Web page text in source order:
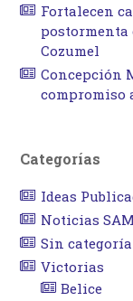
Fortalecen
postormenta
Cozumel
Concepción
compromiso
Categorías
Ideas
Noticias SAM
Sin categoría
Victorias
Belice